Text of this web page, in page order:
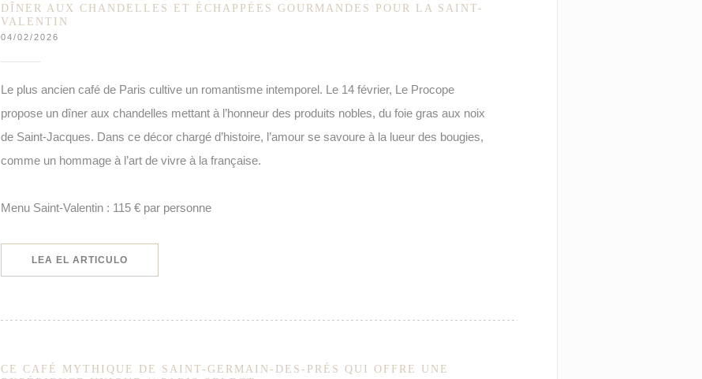
DÎNER AUX CHANDELLES ET ÉCHAPPÉES GOURMANDES POUR LA SAINT-
VALENTIN
04/02/2026
Le plus ancien café de Paris cultive un romantisme intemporel. Le 14 février, Le Procope
propose un dîner aux chandelles mettant à l’honneur des produits nobles, du foie gras aux noix
de Saint-Jacques. Dans ce décor chargé d’histoire, l’amour se savoure à la lueur des bougies,
comme un hommage à l’art de vivre à la française.
Menu Saint-Valentin : 115 € par personne
LEA EL ARTICULO((ABRE EN UNA NUEVA VENTANA))
CE CAFÉ MYTHIQUE DE SAINT-GERMAIN-DES-PRÉS QUI OFFRE UNE